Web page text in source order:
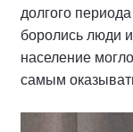
долгого
боролись люди
население
самым